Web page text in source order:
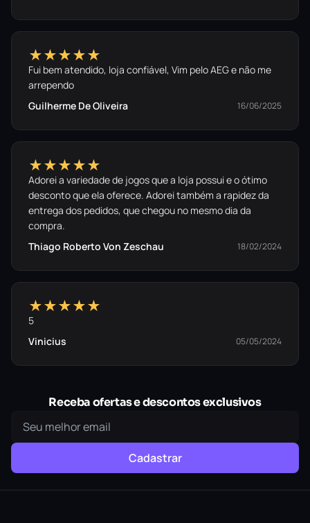
★★★★★
Fui bem atendido, loja confiável, Vim pelo AEG e não me
arrependo
Guilherme De Oliveira
16/06/2025
★★★★★
Adorei a variedade de jogos que a loja possui e o ótimo
desconto que ela oferece. Adorei também a rapidez da
entrega dos pedidos, que chegou no mesmo dia da
compra.
Thiago Roberto Von Zeschau
18/02/2024
★★★★★
5
Vinicius
05/05/2024
Receba ofertas e descontos exclusivos
Cadastrar